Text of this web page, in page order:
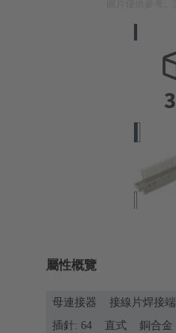
屬性概覽
母連接器 接線片焊接端
插針: 64
直式
銅合金